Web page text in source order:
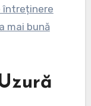
întreținere
mai bună